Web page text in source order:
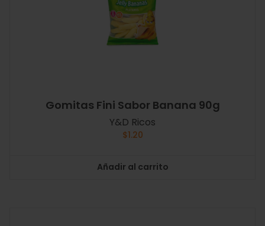
Gomitas Fini Sabor Banana 90g
Y&D Ricos
$1.20
Añadir al carrito